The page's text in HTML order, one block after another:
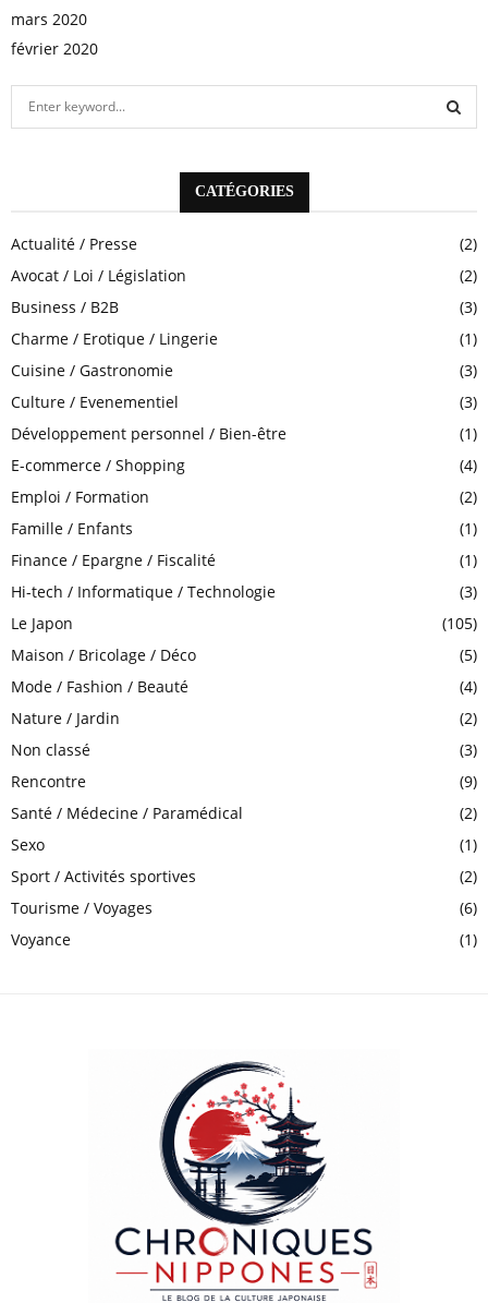
mars 2020
février 2020
f
o
r
:
CATÉGORIES
Actualité / Presse
(2)
Avocat / Loi / Législation
(2)
Business / B2B
(3)
Charme / Erotique / Lingerie
(1)
Cuisine / Gastronomie
(3)
Culture / Evenementiel
(3)
Développement personnel / Bien-être
(1)
E-commerce / Shopping
(4)
Emploi / Formation
(2)
Famille / Enfants
(1)
Finance / Epargne / Fiscalité
(1)
Hi-tech / Informatique / Technologie
(3)
Le Japon
(105)
Maison / Bricolage / Déco
(5)
Mode / Fashion / Beauté
(4)
Nature / Jardin
(2)
Non classé
(3)
Rencontre
(9)
Santé / Médecine / Paramédical
(2)
Sexo
(1)
Sport / Activités sportives
(2)
Tourisme / Voyages
(6)
Voyance
(1)